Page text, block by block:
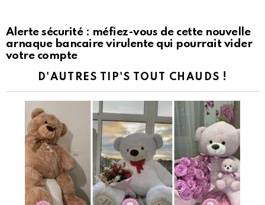
Alerte sécurité : méfiez-vous de cette nouvelle
arnaque bancaire virulente qui pourrait vider
votre compte
D'AUTRES TIP'S TOUT CHAUDS !